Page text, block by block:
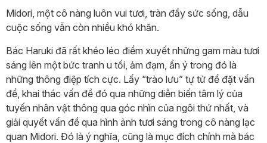
Midori, một cô nàng luôn vui tươi, tràn đầy sức sống, dẫu
cuộc sống vẫn còn nhiều khó khăn.
Bác Haruki đã rất khéo léo điểm xuyết những gam màu tươi
sáng lên một bức tranh u tối, ảm đạm, ẩn ý trong đó là
những thông điệp tích cực. Lấy “trào lưu” tự tử để đặt vấn
đề, khai thác vấn đề đó qua những diễn biến tâm lý của
tuyến nhân vật thông qua góc nhìn của ngôi thứ nhất, và
giải quyết vấn đề qua hình ảnh tươi sáng trong cô nàng lạc
quan Midori. Đó là ý nghĩa, cũng là mục đích chính mà bác